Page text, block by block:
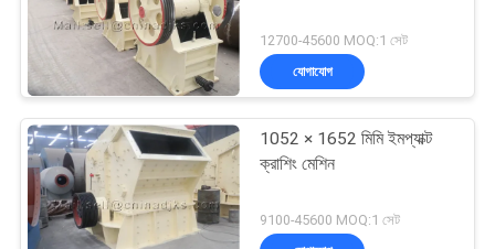
12700-45600 MOQ:1 সেট
যোগাযোগ
1052 × 1652 মিমি ইমপ্যাক্ট
ক্রাশিং মেশিন
9100-45600 MOQ:1 সেট